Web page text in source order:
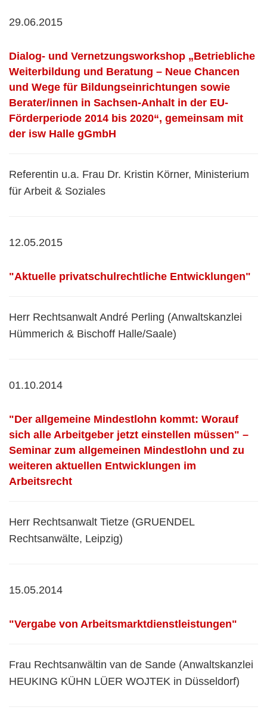
29.06.2015
Dialog- und Vernetzungsworkshop „Betriebliche
Weiterbildung und Beratung – Neue Chancen
und Wege für Bildungseinrichtungen sowie
Berater/innen in Sachsen-Anhalt in der EU-
Förderperiode 2014 bis 2020“, gemeinsam mit
der isw Halle gGmbH
Referentin u.a. Frau Dr. Kristin Körner, Ministerium
für Arbeit & Soziales
12.05.2015
"Aktuelle privatschulrechtliche Entwicklungen"
Herr Rechtsanwalt André Perling (Anwaltskanzlei
Hümmerich & Bischoff Halle/Saale)
01.10.2014
"Der allgemeine Mindestlohn kommt: Worauf
sich alle Arbeitgeber jetzt einstellen müssen" –
Seminar zum allgemeinen Mindestlohn und zu
weiteren aktuellen Entwicklungen im
Arbeitsrecht
Herr Rechtsanwalt Tietze (GRUENDEL
Rechtsanwälte, Leipzig)
15.05.2014
"Vergabe von Arbeitsmarktdienstleistungen"
Frau Rechtsanwältin van de Sande (Anwaltskanzlei
HEUKING KÜHN LÜER WOJTEK in Düsseldorf)